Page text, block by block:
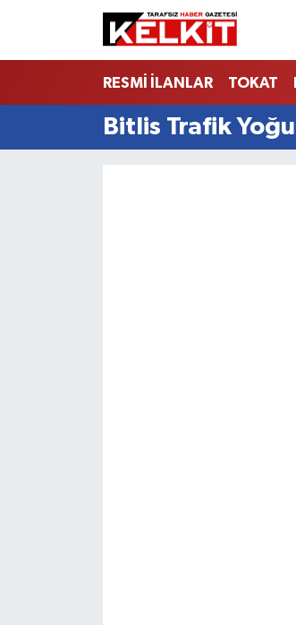
RESMİ İLANLAR TOKAT
Bitlis Trafik